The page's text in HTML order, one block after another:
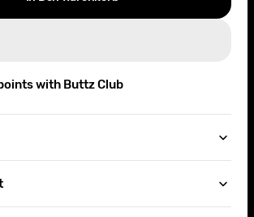
unavailableunavailableunavailable
with Buttz Club